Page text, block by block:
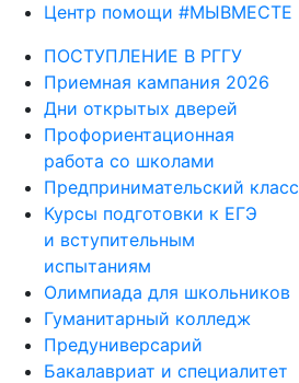
Центр помощи #МЫВМЕСТЕ
ПОСТУПЛЕНИЕ В РГГУ
Приемная кампания 2026
Дни открытых дверей
Профориентационная
работа со школами
Предпринимательский класс
Курсы подготовки к ЕГЭ
и вступительным
испытаниям
Олимпиада для школьников
Гуманитарный колледж
Предуниверсарий
Бакалавриат и специалитет